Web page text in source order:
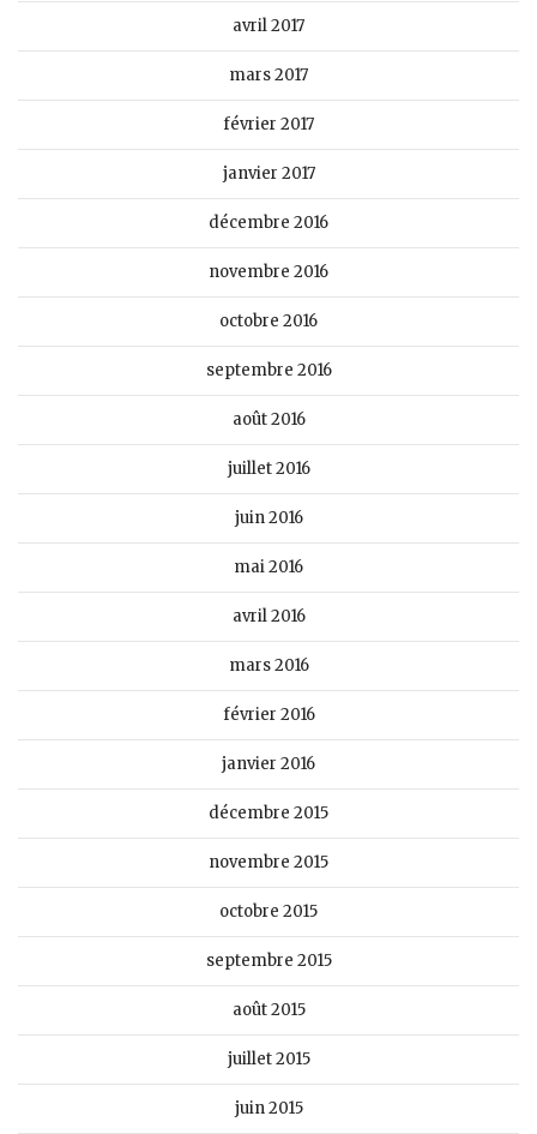
avril 2017
mars 2017
février 2017
janvier 2017
décembre 2016
novembre 2016
octobre 2016
septembre 2016
août 2016
juillet 2016
juin 2016
mai 2016
avril 2016
mars 2016
février 2016
janvier 2016
décembre 2015
novembre 2015
octobre 2015
septembre 2015
août 2015
juillet 2015
juin 2015